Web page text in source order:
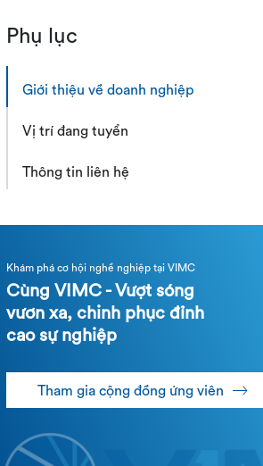
Phụ lục
Giới thiệu về doanh nghiệp
Vị trí đang tuyển
Thông tin liên hệ
Khám phá cơ hội nghề nghiệp tại VIMC
Cùng VIMC - Vượt sóng
vươn xa, chinh phục đỉnh
cao sự nghiệp
Tham gia cộng đồng ứng viên